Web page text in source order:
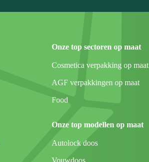
Onze top sectoren op maat
Cosmetica verpakking op maat
AGF verpakkingen op maat
Food
Onze top modellen op maat
Autolock doos
Vouwdoos